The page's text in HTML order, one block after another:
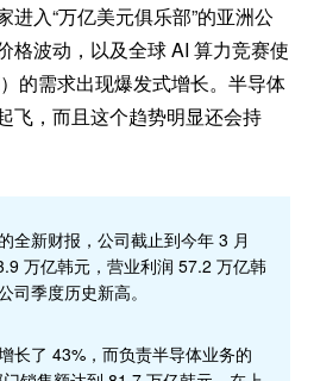
进入“万亿美元俱乐部”的亚洲公
格波动，以及全球 AI 算力竞赛使
的需求出现爆发式增长。半导体
飞，而且这个趋势明显还会持
全新财报，公司截止到今年 3 月
万亿韩元，营业利润 57.2 万亿韩
司季度历史新高。
长了 43%，而负责半导体业务的